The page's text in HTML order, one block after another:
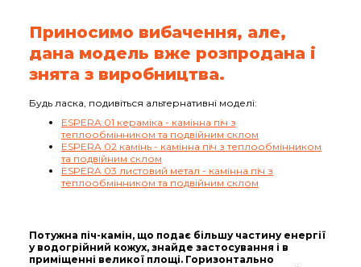
Приносимо вибачення, але,
дана модель вже розпродана і
знята з виробництва.
Будь ласка, подивіться альтернативні моделі:
ESPERA 01 кераміка - камінна піч з
теплообмінником та подвійним склом
ESPERA 02 камінь - камінна піч з теплообмінником
та подвійним склом
ESPERA 03 листовий метал - камінна піч з
теплообмінником та подвійним склом
Потужна піч-камін, що подає більшу частину енергії
у водогрійний кожух, знайде застосування і в
приміщенні великої площі. Горизонтально